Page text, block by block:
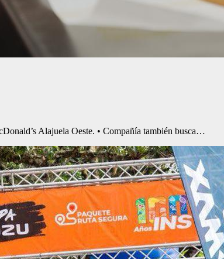
Alajuela Oeste. • Compañía también busca…